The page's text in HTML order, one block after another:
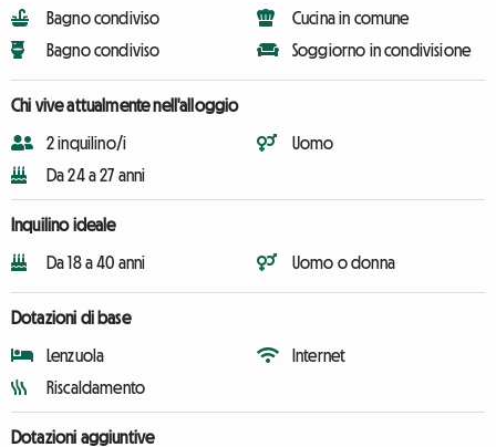
Bagno condiviso
Bagno condiviso
Cucina in comune
Soggiorno in condivisione
Chi vive attualmente nell'alloggio
2 inquilino/i
Da 24 a 27 anni
Uomo
Inquilino ideale
Da 18 a 40 anni Uomo o donna
Dotazioni di base
Lenzuola
Riscaldamento
Internet
Dotazioni aggiuntive